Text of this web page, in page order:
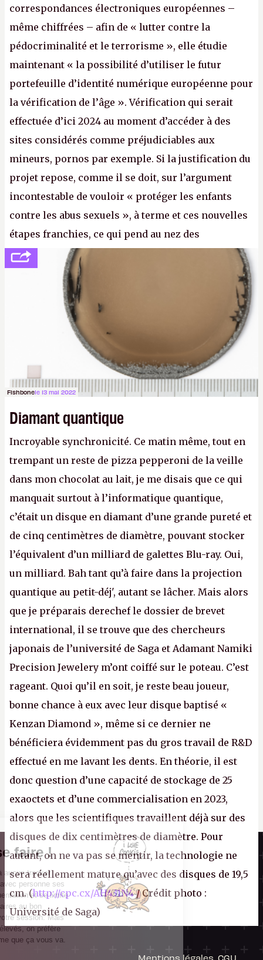
correspondances électroniques européennes –
même chiffrées – afin de « lutter contre la
pédocriminalité et le terrorisme », elle étudie
maintenant « la possibilité d’utiliser le futur
portefeuille d’identité numérique européenne pour
la vérification de l’âge ». Vérification qui serait
effectuée d’ici 2024 au moment d’accéder à des
sites considérés comme préjudiciables aux
mineurs, pornos par exemple. Si la justification du
projet repose, comme il se doit, sur l’argument
incontestable de vouloir « protéger les enfants
contre les abus sexuels », à terme et ces nouvelles
étapes franchies, ce qui pend au nez des
internautes est à n'en point douter la mise en place
de l’identification obligatoire pour se connecter au
http://cpc.cx/AH432N1
- Crédit photo : Pexels -
Fishbonele 13 mai 2022
Diamant quantique
Incroyable synchronicité. Ce matin même, tout en
trempant un reste de pizza pepperoni de la veille
dans mon chocolat au lait, je me disais que ce qui
manquait surtout à l’informatique quantique,
c’était un disque en diamant d’une grande pureté et
de cinq centimètres de diamètre, pouvant stocker
l’équivalent d’un milliard de galettes Blu-ray. Oui,
un milliard. Bah tant qu’à faire dans la projection
quantique au petit-déj', autant se lâcher. Mais alors
que je préparais derechef le dossier de brevet
international, il se trouve que des chercheurs
japonais de l’université de Saga et Adamant Namiki
Precision Jewelery m’ont coiffé sur le poteau. C’est
rageant. Quoi qu’il en soit, je reste beau joueur,
bonne chance à eux avec leur disque baptisé «
Kenzan Diamond », même si ce dernier ne
bénéficiera évidemment pas du gros travail de R&D
effectué en me lavant les dents. En théorie, il est
donc question d’une capacité de stockage de 25
exaoctets et d’une commercialisation en 2023,
alors que les scientifiques travaillent déjà sur des
disques de dix centimètres de diamètre. Pour
autant, on ne va pas se mentir, la technologie ne
sera réellement mature qu’avec des disques de 19,5
cm. (http://cpc.cx/AH431N4/ Crédit photo :
Université de Saga)
Kiosque numérique
Boutique
Mentions légales, CGU,
Il n'y a pas de
Cookie à se faire !
Ce site n'a recours à aucun tracker
externe, ne partage avec personne ses
statistiques de fréquentation et se limite
aux cookies nécessaires au bon
fonctionnement de votre session. Mais
comme on est bien élevés, on préfère
s'assurer quand même que ça vous va.